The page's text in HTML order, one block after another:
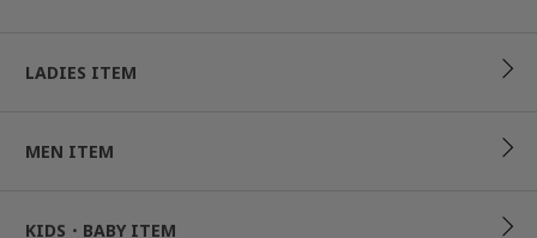
LADIES ITEM
MEN ITEM
KIDS・BABY ITEM